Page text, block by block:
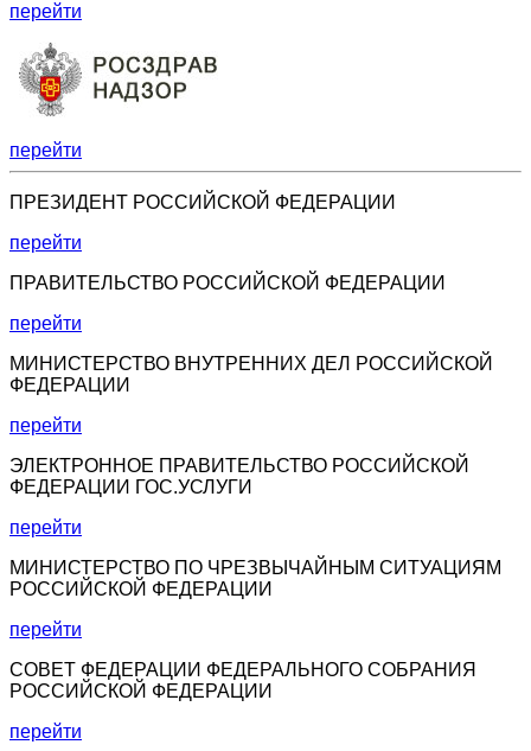
перейти
перейти
ПРЕЗИДЕНТ РОССИЙСКОЙ ФЕДЕРАЦИИ
перейти
ПРАВИТЕЛЬСТВО РОССИЙСКОЙ ФЕДЕРАЦИИ
перейти
МИНИСТЕРСТВО ВНУТРЕННИХ ДЕЛ РОССИЙСКОЙ
ФЕДЕРАЦИИ
перейти
ЭЛЕКТРОННОЕ ПРАВИТЕЛЬСТВО РОССИЙСКОЙ
ФЕДЕРАЦИИ ГОС.УСЛУГИ
перейти
МИНИСТЕРСТВО ПО ЧРЕЗВЫЧАЙНЫМ СИТУАЦИЯМ
РОССИЙСКОЙ ФЕДЕРАЦИИ
перейти
СОВЕТ ФЕДЕРАЦИИ ФЕДЕРАЛЬНОГО СОБРАНИЯ
РОССИЙСКОЙ ФЕДЕРАЦИИ
перейти